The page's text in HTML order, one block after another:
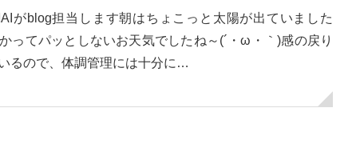
がblog担当します朝はちょこっと太陽が出ていました
ってパッとしないお天気でしたね～(´・ω・｀)感の戻り
るので、体調管理には十分に…